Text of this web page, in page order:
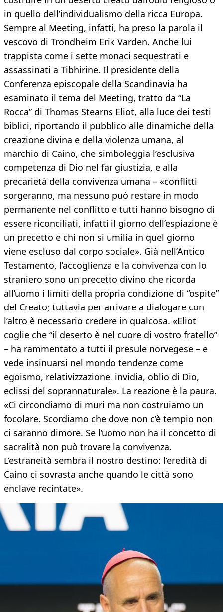
in quello dell’individualismo della ricca Europa.
Sempre al Meeting, infatti, ha preso la parola il
vescovo di Trondheim Erik Varden. Anche lui
trappista come i sette monaci sequestrati e
assassinati a Tibhirine. Il presidente della
Conferenza episcopale della Scandinavia ha
esaminato il tema del Meeting, tratto da “La
Rocca” di Thomas Stearns Eliot, alla luce dei testi
biblici, riportando il pubblico alle dinamiche della
creazione divina e della violenza umana, al
marchio di Caino, che simboleggia l’esclusiva
competenza di Dio nel far giustizia, e alla
precarietà della convivenza umana – «conflitti
sorgeranno, ma nessuno può restare in modo
permanente nel conflitto e tutti hanno bisogno di
essere riconciliati, infatti il giorno dell’espiazione è
un precetto e chi non si umilia in quel giorno
viene escluso dal corpo sociale». Già nell’Antico
Testamento, l’accoglienza e la convivenza con lo
straniero sono un precetto divino che ricorda
all’uomo i limiti della propria condizione di “ospite”
del Creato; tuttavia per arrivare a dialogare con
l’altro è necessario credere in qualcosa. «Eliot
coglie che “il deserto è nel cuore di vostro fratello”
– ha rammentato a tutti il presule norvegese – e
vede insinuarsi nel mondo tendenze come
egoismo, relativizzazione, invidia, oblio di Dio,
eclissi del soprannaturale». La reazione è la paura.
«Ci circondiamo di muri ma non costruiamo un
focolare. Scordiamo che dove non c’è tempio non
ci saranno dimore. Se l’uomo non ha il concetto di
sacralità non può trovare la convivenza.
L’estraneità sembra il nostro destino: l’eredità di
Caino ci sovrasta anche quando le città sono
enclave recintate».